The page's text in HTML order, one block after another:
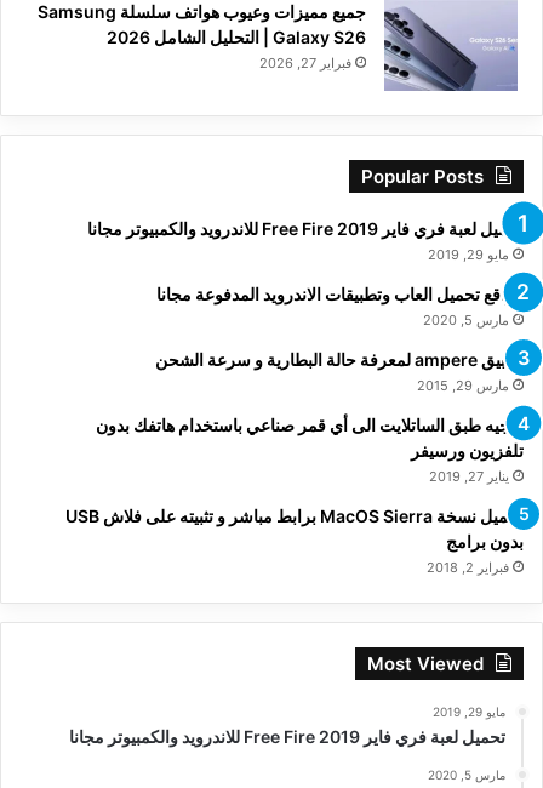
جميع مميزات وعيوب هواتف سلسلة Samsung
Galaxy S26 | التحليل الشامل 2026
فبراير 27, 2026
Popular Posts
تحميل لعبة فري فاير Free Fire 2019 للاندرويد والكمبيوتر مجانا
مايو 29, 2019
مواقع تحميل العاب وتطبيقات الاندرويد المدفوعة مجانا
مارس 5, 2020
تطبيق ampere لمعرفة حالة البطارية و سرعة الشحن
مارس 29, 2015
توجيه طبق الساتلايت الى أي قمر صناعي باستخدام هاتفك بدون
تلفزيون ورسيفر
يناير 27, 2019
تحميل نسخة MacOS Sierra برابط مباشر و تثبيته على فلاش USB
بدون برامج
فبراير 2, 2018
Most Viewed
مايو 29, 2019
تحميل لعبة فري فاير Free Fire 2019 للاندرويد والكمبيوتر مجانا
مارس 5, 2020